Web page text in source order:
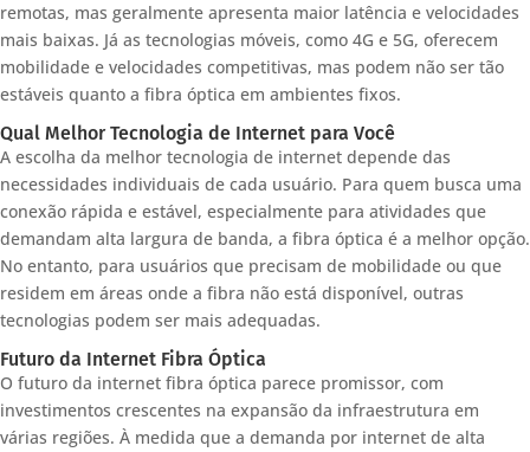
remotas, mas geralmente apresenta maior latência e velocidades
mais baixas. Já as tecnologias móveis, como 4G e 5G, oferecem
mobilidade e velocidades competitivas, mas podem não ser tão
estáveis quanto a fibra óptica em ambientes fixos.
Qual Melhor Tecnologia de Internet para Você
A escolha da melhor tecnologia de internet depende das
necessidades individuais de cada usuário. Para quem busca uma
conexão rápida e estável, especialmente para atividades que
demandam alta largura de banda, a fibra óptica é a melhor opção.
No entanto, para usuários que precisam de mobilidade ou que
residem em áreas onde a fibra não está disponível, outras
tecnologias podem ser mais adequadas.
Futuro da Internet Fibra Óptica
O futuro da internet fibra óptica parece promissor, com
investimentos crescentes na expansão da infraestrutura em
várias regiões. À medida que a demanda por internet de alta